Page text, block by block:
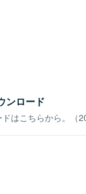
ンロード
はこちらから。（